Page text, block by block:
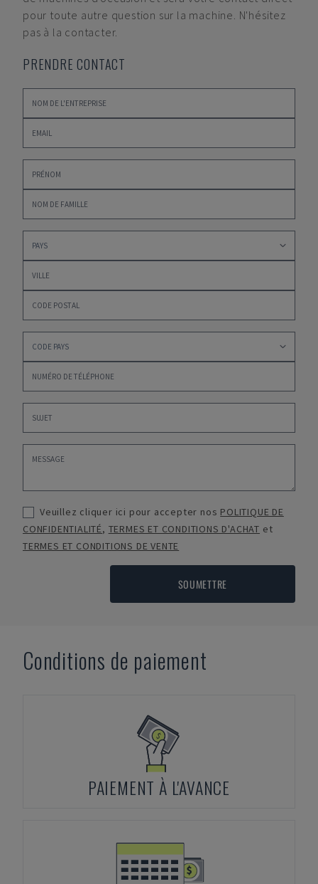
pour toute autre question sur la machine. N'hésitez
pas à la contacter.
PRENDRE CONTACT
Veuillez cliquer ici pour accepter nos POLITIQUE DE
CONFIDENTIALITÉ, TERMES ET CONDITIONS D'ACHAT et
TERMES ET CONDITIONS DE VENTE
SOUMETTRE
Conditions de paiement
PAIEMENT À L'AVANCE